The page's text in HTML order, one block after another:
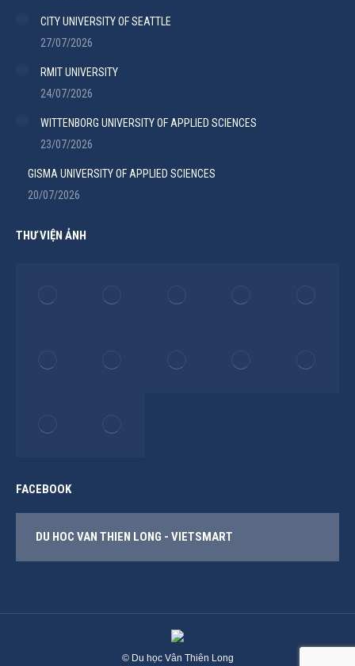
CITY UNIVERSITY OF SEATTLE
27/07/2026
RMIT UNIVERSITY
24/07/2026
WITTENBORG UNIVERSITY OF APPLIED SCIENCES
23/07/2026
GISMA UNIVERSITY OF APPLIED SCIENCES
20/07/2026
THƯ VIỆN ẢNH
FACEBOOK
DU HOC VAN THIEN LONG - VIETSMART
© Du học Vân Thiên Long